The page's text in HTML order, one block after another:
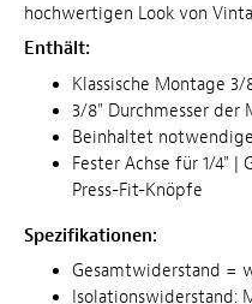
hochwertigen Look von
Enthält:
Klassische Montage
3/8" Durchmesser
Beinhaltet
Fester Achse für 1/4" |
Press-Fit-Knöpfe
Spezifikationen:
Gesamtwiderstand =
Isolationswiderstand: